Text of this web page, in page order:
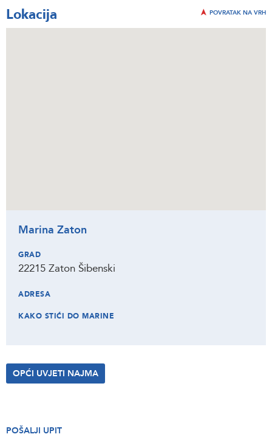
Lokacija POVRATAK NA VRH
Marina Zaton
GRAD
22215 Zaton Šibenski
ADRESA
KAKO STIĆI DO MARINE
OPĆI UVJETI NAJMA
POŠALJI UPIT